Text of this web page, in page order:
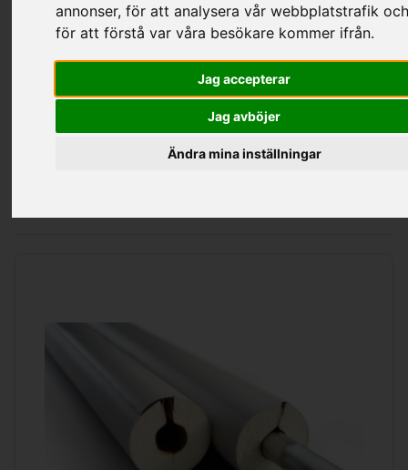
annonser, för att analysera vår webbplatstrafik
för att förstå var våra besökare kommer ifrån.
Jag accepterar
Jag avböjer
Ändra mina inställningar
Kategorier
Isotube Isolering